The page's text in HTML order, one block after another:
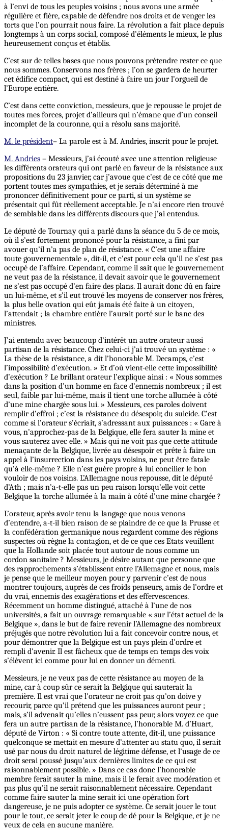
à l’envi de tous les peuples voisins ; nous avons une armée
régulière et fière, capable de défendre nos droits et de venger les
torts que l’on pourrait nous faire. La révolution a fait place depuis
longtemps à un corps social, composé d’éléments le mieux, le plus
heureusement conçus et établis.
C’est sur de telles bases que nous pouvons prétendre rester ce que
nous sommes. Conservons nos frères ; l’on se gardera de heurter
cet édifice compact, qui est destiné à faire un jour l’orgueil de
l’Europe entière.
C’est dans cette conviction, messieurs, que je repousse le projet de
toutes mes forces, projet d’ailleurs qui n’émane que d’un conseil
incomplet de la couronne, qui a résolu sans majorité.
M. le président– La parole est à M. Andries, inscrit pour le projet.
M. Andries – Messieurs, j’ai écouté avec une attention religieuse
les différents orateurs qui ont parlé en faveur de la résistance aux
propositions du 23 janvier, car j’avoue que c’est de ce côté que me
portent toutes mes sympathies, et je serais déterminé à me
prononcer définitivement pour ce parti, si un système se
présentait qui fût réellement acceptable. Je n’ai encore rien trouvé
de semblable dans les différents discours que j’ai entendus.
Le député de Tournay qui a parlé dans la séance du 5 de ce mois,
où il s’est fortement prononcé pour la résistance, a fini par
avouer qu’il n’a pas de plan de résistance. « C’est une affaire
toute gouvernementale », dit-il, et c’est pour cela qu’il ne s’est pas
occupé de l’affaire. Cependant, comme il sait que le gouvernement
ne veut pas de la résistance, il devait savoir que le gouvernement
ne s’est pas occupé d’en faire des plans. Il aurait donc dû en faire
un lui-même, et s’il eut trouvé les moyens de conserver nos frères,
la plus belle ovation qui eût jamais été faite à un citoyen,
l’attendait ; la chambre entière l’aurait porté sur le banc des
ministres.
J’ai entendu avec beaucoup d’intérêt un autre orateur aussi
partisan de la résistance. Chez celui-ci j’ai trouvé un système : «
La thèse de la résistance, a dit l’honorable M. Decamps, c’est
l’impossibilité d’exécution. » Et d’où vient-elle cette impossibilité
d’exécution ? Le brillant orateur l’explique ainsi : « Nous sommes
dans la position d’un homme en face d’ennemis nombreux ; il est
seul, faible par lui-même, mais il tient une torche allumée à côté
d’une mine chargée sous lui. » Messieurs, ces paroles doivent
remplir d’effroi ; c’est la résistance du désespoir, du suicide. C’est
comme si l’orateur s’écriait, s’adressant aux puissances : « Gare à
vous, n’approchez-pas de la Belgique, elle fera sauter la mine et
vous sauterez avec elle. » Mais qui ne voit pas que cette attitude
menaçante de la Belgique, livrée au désespoir et prête à faire un
appel à l’insurrection dans les pays voisins, ne peut être fatale
qu’à elle-même ? Elle n’est guère propre à lui concilier le bon
vouloir de nos voisins. L’Allemagne nous repousse, dit le député
d’Ath ; mais n’a-t-elle pas un peu raison lorsqu’elle voit cette
Belgique la torche allumée à la main à côté d’une mine chargée ?
L’orateur, après avoir tenu la langage que nous venons
d’entendre, a-t-il bien raison de se plaindre de ce que la Prusse et
la confédération germanique nous regardent comme des régions
suspectes où règne la contagion, et de ce que ces Etats veuillent
que la Hollande soit placée tout autour de nous comme un
cordon sanitaire ? Messieurs, je désire autant que personne que
des rapprochements s’établissent entre l’Allemagne et nous, mais
je pense que le meilleur moyen pour y parvenir c’est de nous
montrer toujours, auprès de ces froids penseurs, amis de l’ordre et
du vrai, ennemis des exagérations et des effervescences.
Récemment un homme distingué, attaché à l’une de nos
universités, a fait un ouvrage remarquable « sur l’état actuel de la
Belgique », dans le but de faire revenir l’Allemagne des nombreux
préjugés que notre révolution lui a fait concevoir contre nous, et
pour démontrer que la Belgique est un pays plein d’ordre et
rempli d’avenir. Il est fâcheux que de temps en temps des voix
s’élèvent ici comme pour lui en donner un démenti.
Messieurs, je ne veux pas de cette résistance au moyen de la
mine, car à coup sûr ce serait la Belgique qui sauterait la
première. Il est vrai que l’orateur ne croit pas qu’on doive y
recourir, parce qu’il prétend que les puissances auront peur ;
mais, s’il advenait qu’elles n’eussent pas peur, alors voyez ce que
fera un autre partisan de la résistance, l’honorable M. d’Huart,
député de Virton : « Si contre toute attente, dit-il, une puissance
quelconque se mettait en mesure d’attenter au statu quo, il serait
usé par nous du droit naturel de légitime défense, et l’usage de ce
droit serai poussé jusqu’aux dernières limites de ce qui est
raisonnablement possible. » Dans ce cas donc l’honorable
membre ferait sauter la mine, mais il le ferait avec modération et
pas plus qu’il ne serait raisonnablement nécessaire. Cependant
comme faire sauter la mine serait ici une opération fort
dangereuse, je ne puis adopter ce système. Ce serait jouer le tout
pour le tout, ce serait jeter le coup de dé pour la Belgique, et je ne
veux de cela en aucune manière.